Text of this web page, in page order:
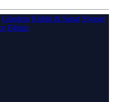
Gündem Kültür & Sanat Siyaset
Eğitim